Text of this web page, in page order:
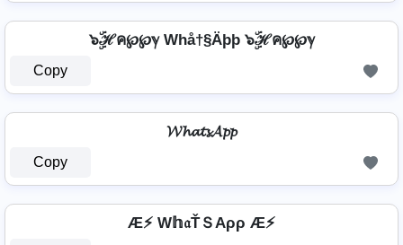
๖ۣۜℋค℘℘ℽ Whå†§Äþþ ๖ۣۜℋค℘℘ℽ
Copy
𝓦𝓱𝓪𝓽𝓼𝓐𝓹𝓹
Copy
Æ⚡ W𝕙𝔞ŤＳAρρ Æ⚡